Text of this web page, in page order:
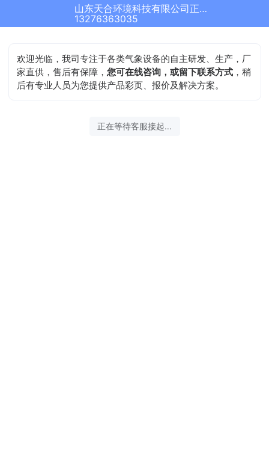
山东天合环境科技有限公司正在为您服务
13276363035
欢迎光临，我司专注于各类气象设备的自主研发、生产，厂
家直供，售后有保障，您可在线咨询，或留下联系方式 ，稍
后有专业人员为您提供产品彩页、报价及解决方案。
2026-08-09 09:36:59 开始沟通